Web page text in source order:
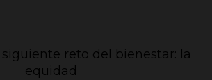
reto del bienestar: la
equidad